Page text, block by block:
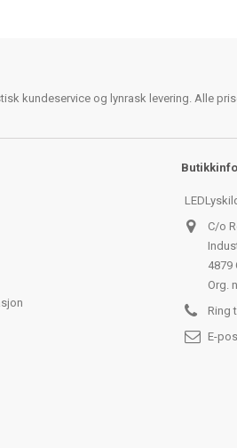
kundeservice og lynrask levering. Alle
C/o
4879
Org.
Ring
E-